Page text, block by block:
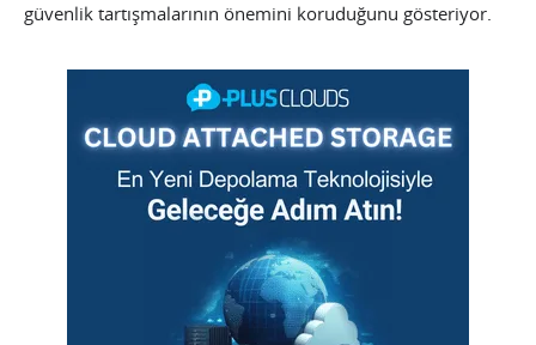
güvenlik tartışmalarının önemini koruduğunu gösteriyor.